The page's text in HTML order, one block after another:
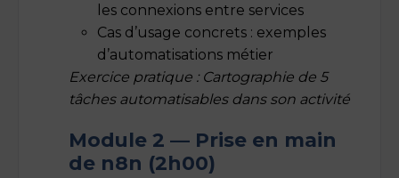
les connexions entre services
Cas d’usage concrets : exemples
d’automatisations métier
Exercice pratique : Cartographie de 5
tâches automatisables dans son activité
Module 2 — Prise en main
de n8n (2h00)